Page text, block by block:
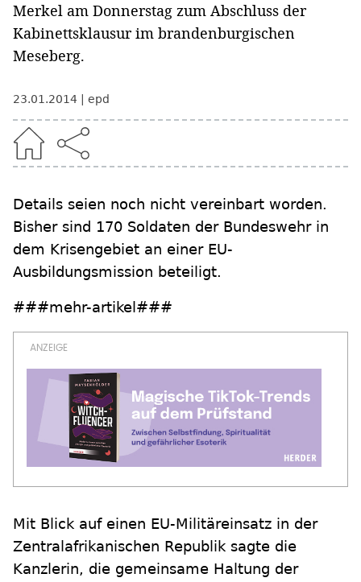
Merkel am Donnerstag zum Abschluss der
Kabinettsklausur im brandenburgischen
Meseberg.
23.01.2014 epd
Details seien noch nicht vereinbart worden.
Bisher sind 170 Soldaten der Bundeswehr in
dem Krisengebiet an einer EU-
Ausbildungsmission beteiligt.
###mehr-artikel###
Mit Blick auf einen EU-Militäreinsatz in der
Zentralafrikanischen Republik sagte die
Kanzlerin, die gemeinsame Haltung der